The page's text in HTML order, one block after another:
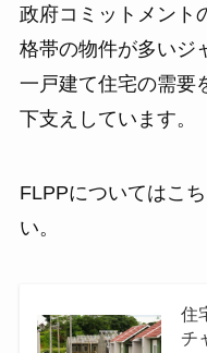
政府コミットメント
格帯の物件が多いジ
一戸建て住宅の需要
下支えしています。
FLPPについてはこ
い。
住
チ